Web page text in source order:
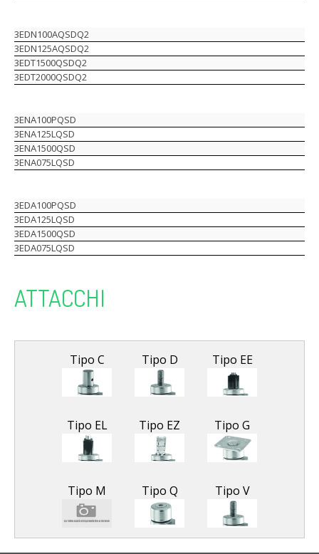
3EDN100AQSDQ2
3EDN125AQSDQ2
3EDT1500QSDQ2
3EDT2000QSDQ2
3ENA100PQSD
3ENA125LQSD
3ENA1500QSD
3ENA075LQSD
3EDA100PQSD
3EDA125LQSD
3EDA1500QSD
3EDA075LQSD
ATTACCHI
Tipo C Tipo D Tipo EE
Tipo EL Tipo EZ Tipo G
Tipo M Tipo Q Tipo V